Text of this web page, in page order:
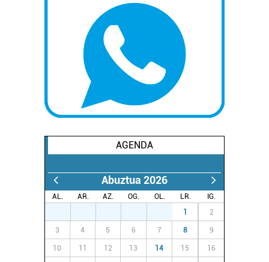
AGENDA
Abuztua 2026
AL. AR. AZ. OG. OL. LR.
IG.
1 2
3 4 5 6 7 8 9
10 11 12 13 14 15 16